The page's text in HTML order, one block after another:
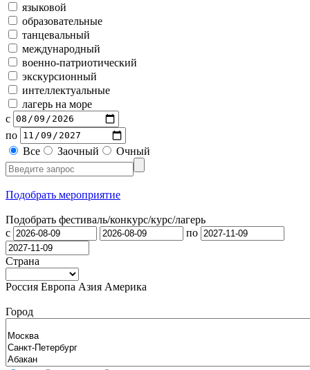
языковой
образовательные
танцевальный
международный
военно-патриотический
экскурсионный
интеллектуальные
лагерь на море
с
по
Все
Заочный Очный
Подобрать мероприятие
Подобрать фестиваль/конкурс/курс/лагерь
с
по
Страна
Россия Европа Азия Америка
Город